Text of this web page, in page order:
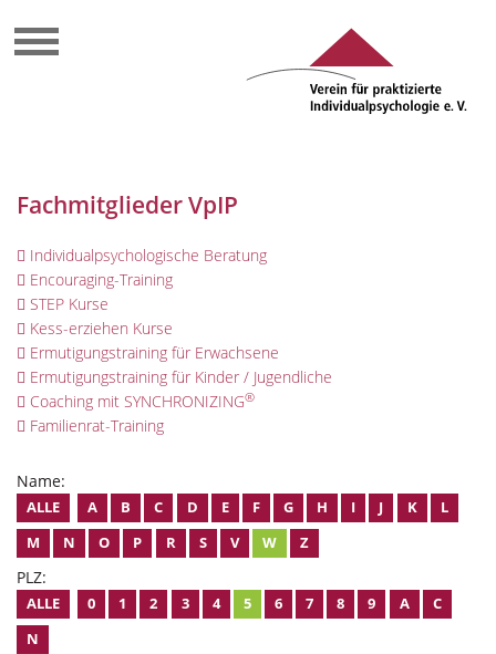
Fachmitglieder VpIP
Individualpsychologische Beratung
Encouraging-Training
STEP Kurse
Kess-erziehen Kurse
Ermutigungstraining für Erwachsene
Ermutigungstraining für Kinder / Jugendliche
Coaching mit SYNCHRONIZING®
Familienrat-Training
Name:
ALLE A B C D E F G H I J K
L
M
N O P R S V W Z
PLZ:
ALLE 0 1 2 3 4 5 6 7 8 9 A
C
N